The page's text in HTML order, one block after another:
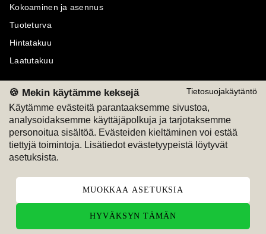
Tietosuojakäytäntö
🍪 Mekin käytämme keksejä
Käytämme evästeitä parantaaksemme sivustoa,
analysoidaksemme käyttäjäpolkuja ja tarjotaksemme
personoitua sisältöä. Evästeiden kieltäminen voi estää
tiettyjä toimintoja. Lisätiedot evästetyypeistä löytyvät
asetuksista.
MUOKKAA ASETUKSIA
HYVÄKSYN TÄMÄN
Kokoaminen ja asennus
Tuoteturva
Hintatakuu
Laatutakuu
Maksutavat
M
Seuraa meitä